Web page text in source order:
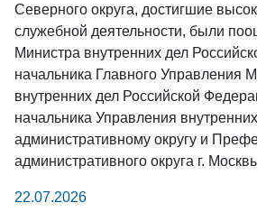
Северного округа, достигшие
служебной деятельности, были
Министра внутренних дел
начальника Главного Управления
внутренних дел Российской
начальника Управления
административному округу и
административного округа г.
22.07.2026